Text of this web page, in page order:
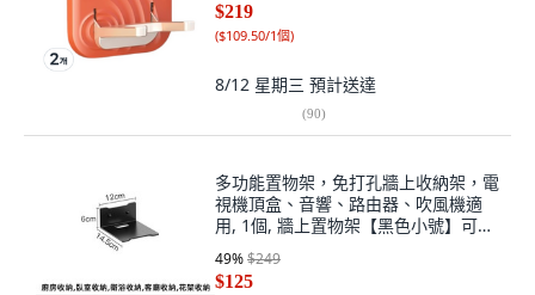
$219
($109.50/1個)
8/12 星期三 預計送達
(90)
多功能置物架，免打孔牆上收納架，電
視機頂盒、音響、路由器、吹風機適
用, 1個, 牆上置物架【黑色小號】可粘
膠可打孔
49%$249
$125